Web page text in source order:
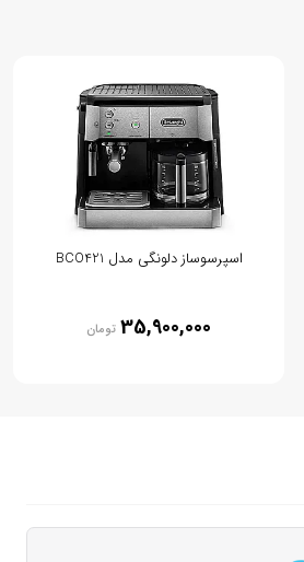
اسپرسوساز دلونگی مدل BCO421
35,900,000 تومان